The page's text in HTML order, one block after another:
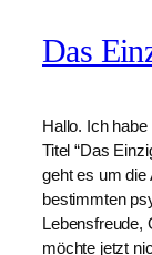
Das
Hallo. Ich
Titel “Das
geht es um die
bestimmten
Lebensfreude,
möchte jetzt